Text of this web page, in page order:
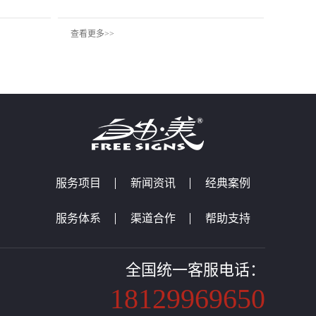
查看更多>>
服务项目 新闻资讯 经典案例
服务体系 渠道合作 帮助支持
全国统一客服电话：
18129969650